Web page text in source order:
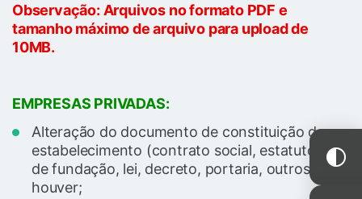
Observação: Arquivos no formato PDF e
tamanho máximo de arquivo para upload de
10MB.
EMPRESAS PRIVADAS:
Alteração do documento de constituição do
estabelecimento (contrato social, estatuto, ata
de fundação, lei, decreto, portaria, outros), se
houver;